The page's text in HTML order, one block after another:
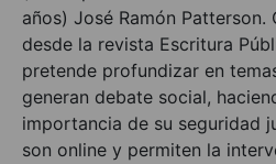
años) José Ramón Patterson.
desde la revista Escritura
pretende profundizar en
generan debate social,
importancia de su seguridad
son online y permiten la